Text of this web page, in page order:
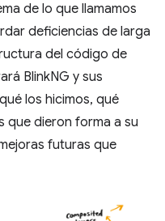
de lo que llamamos
deficiencias de larga
del código de
BlinkNG y sus
los hicimos, qué
que dieron forma a su
futuras que